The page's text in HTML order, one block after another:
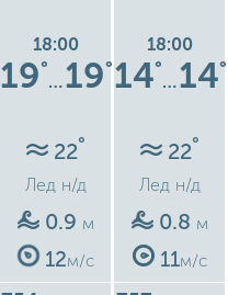
18:00
19°
…19°
22°
Лед н/д
0.9 м
12м/с
18:00
14°
…14°
22°
Лед н/д
0.8 м
11м/с